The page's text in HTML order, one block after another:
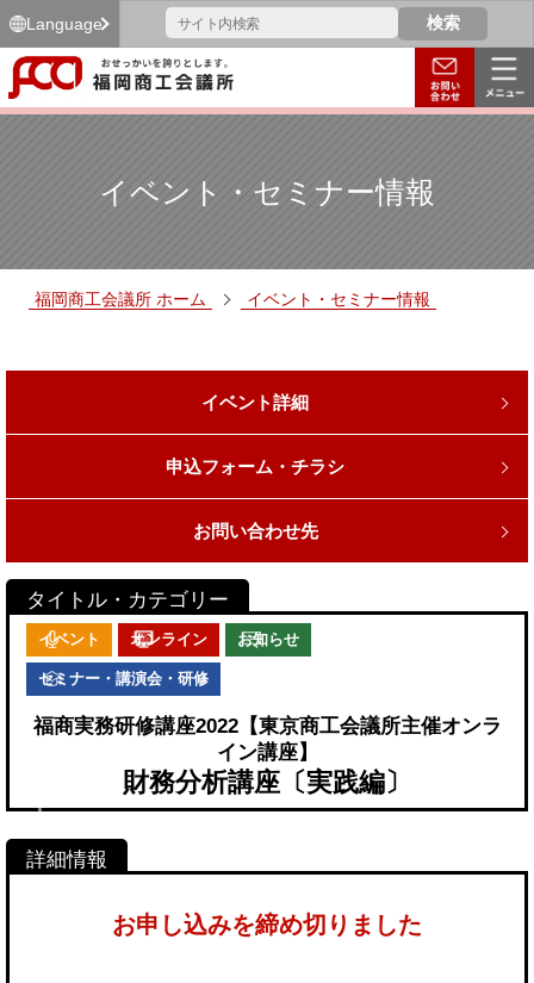
Language
イベント・セミナー情報
福岡商工会議所 ホーム イベント・セミナー情報
イベント詳細
申込フォーム・チラシ
お問い合わせ先
イベント オンライン お知らせ
セミナー・講演会・研修
福商実務研修講座2022【東京商工会議所主催オンラ
イン講座】
財務分析講座〔実践編〕
お申し込みを締め切りました